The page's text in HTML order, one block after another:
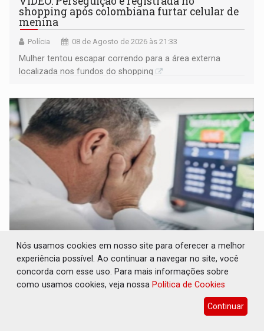
shopping após colombiana furtar celular de
menina
Polícia 08 de Agosto de 2026 às 21:33
Mulher tentou escapar correndo para a área externa
localizada nos fundos do shopping
LUDOPATIA: Apostas online começam a
afetar produtividade e rotina nas empresas
Brasil e Mundo 08 de Agosto de 2026 às 21:00
Entre os sinais de alerta estão faltas recorrentes, queda
Nós usamos cookies em nosso site para oferecer a melhor
experiência possível. Ao continuar a navegar no site, você
concorda com esse uso. Para mais informações sobre
como usamos cookies, veja nossa Política de Cookies
Continuar